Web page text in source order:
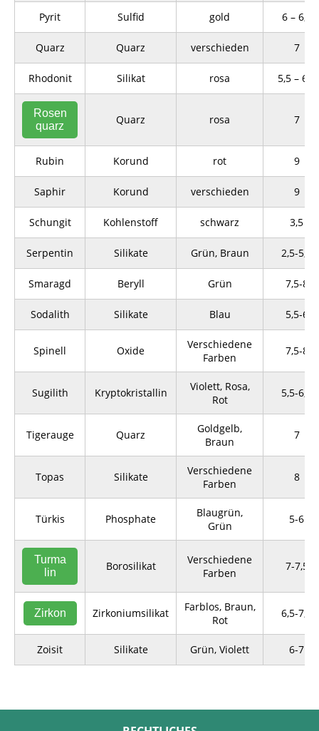
Pyrit Sulfid gold 6 – 6,5
Quarz Quarz verschieden 7
Rhodonit Silikat rosa 5,5 – 6,5
Rosen
quarz
Quarz rosa 7
Rubin Korund rot 9
Saphir Korund verschieden 9
Schungit Kohlenstoff schwarz 3,5
Serpentin Silikate Grün, Braun 2,5-5,5
Smaragd Beryll Grün 7,5-8
Sodalith Silikate Blau 5,5-6
Spinell Oxide
Verschiedene
Farben
7,5-8
Sugilith Kryptokristallin
Violett, Rosa,
Rot
5,5-6,5
Tigerauge Quarz
Goldgelb,
Braun
7
Topas Silikate
Verschiedene
Farben
8
Türkis Phosphate
Blaugrün,
Grün
5-6
Turma
lin
Borosilikat
Verschiedene
Farben
7-7,5
Zirkon Zirkoniumsilikat
Farblos, Braun,
Rot
6,5-7,5
Zoisit Silikate Grün, Violett 6-7